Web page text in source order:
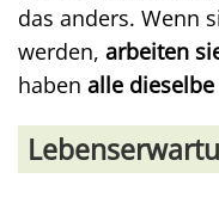
das anders. Wenn
werden, arbeiten
haben alle